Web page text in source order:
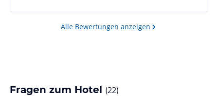
Alle Bewertungen anzeigen
Fragen zum Hotel (22)